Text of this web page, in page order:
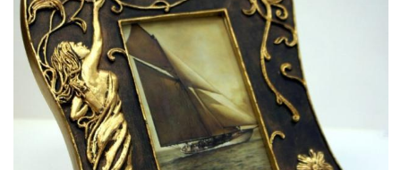
Смотреть проект